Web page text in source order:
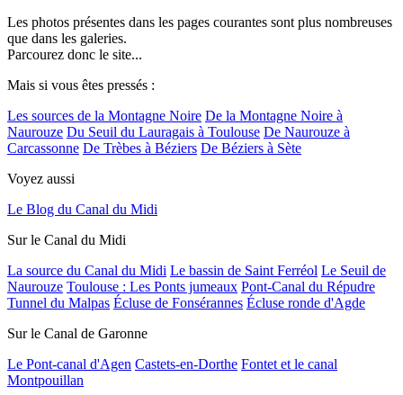
Les photos présentes dans les pages courantes sont plus nombreuses
que dans les galeries.
Parcourez donc le site...
Mais si vous êtes pressés :
Les sources de la Montagne Noire De la Montagne Noire à
Naurouze Du Seuil du Lauragais à Toulouse De Naurouze à
Carcassonne De Trèbes à Béziers De Béziers à Sète
Voyez aussi
Le Blog du Canal du Midi
Sur le Canal du Midi
La source du Canal du Midi Le bassin de Saint Ferréol Le Seuil de
Naurouze Toulouse : Les Ponts jumeaux Pont-Canal du Répudre
Tunnel du Malpas Écluse de Fonsérannes Écluse ronde d'Agde
Sur le Canal de Garonne
Le Pont-canal d'Agen Castets-en-Dorthe Fontet et le canal
Montpouillan